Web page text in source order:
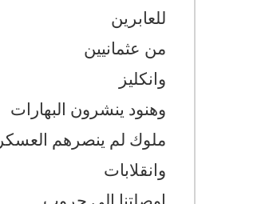
للعابرين
من عثمانيين
وانكليز
وهنود ينشرون البهارات
ملوك لم ينصرهم العسكر
وانقلابات